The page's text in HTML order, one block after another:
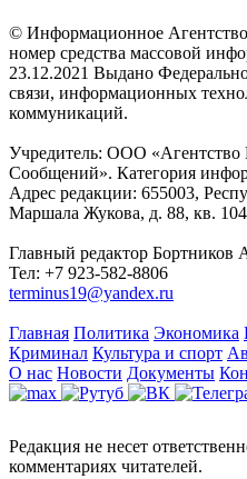
© Информационное
номер средства массовой
23.12.2021 Выдано
связи, информационных
коммуникаций.
Учредитель: ООО
Сообщений». Категория
Адрес редакции: 655003,
Маршала Жукова, д. 88, кв.
Главный редактор Бортников
Тел: +7 923-582-8806
terminus19@yandex.ru
Главная Политика Экономика
Криминал Культура и спорт
О нас Новости Документы
Редакция не несет
комментариях читателей.